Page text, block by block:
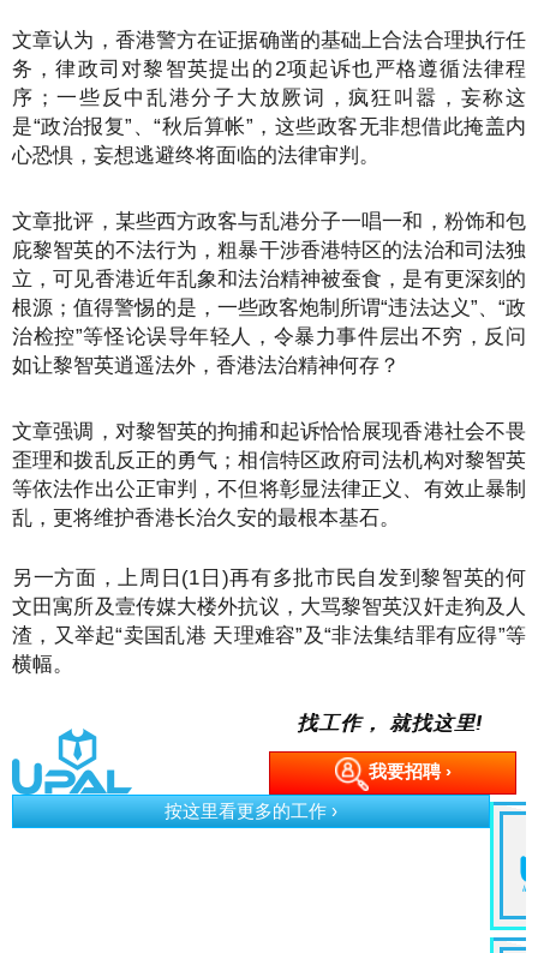
文章认为，香港警方在证据确凿的基础上合法合理执行任
务，律政司对黎智英提出的2项起诉也严格遵循法律程
序；一些反中乱港分子大放厥词，疯狂叫嚣，妄称这
是“政治报复”、“秋后算帐”，这些政客无非想借此掩盖内
心恐惧，妄想逃避终将面临的法律审判。
文章批评，某些西方政客与乱港分子一唱一和，粉饰和包
庇黎智英的不法行为，粗暴干涉香港特区的法治和司法独
立，可见香港近年乱象和法治精神被蚕食，是有更深刻的
根源；值得警惕的是，一些政客炮制所谓“违法达义”、“政
治检控”等怪论误导年轻人，令暴力事件层出不穷，反问
如让黎智英逍遥法外，香港法治精神何存？
文章强调，对黎智英的拘捕和起诉恰恰展现香港社会不畏
歪理和拨乱反正的勇气；相信特区政府司法机构对黎智英
等依法作出公正审判，不但将彰显法律正义、有效止暴制
乱，更将维护香港长治久安的最根本基石。
另一方面，上周日(1日)再有多批市民自发到黎智英的何
文田寓所及壹传媒大楼外抗议，大骂黎智英汉奸走狗及人
渣，又举起“卖国乱港 天理难容”及“非法集结罪有应得”等
横幅。
找工作， 就找这里!
我要招聘 ›
按这里看更多的工作 ›